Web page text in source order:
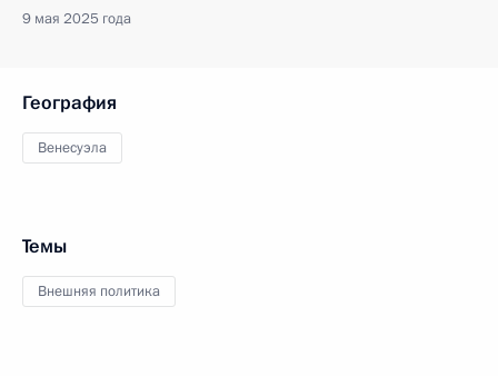
9 мая 2025 года
География
Венесуэла
Темы
Внешняя политика